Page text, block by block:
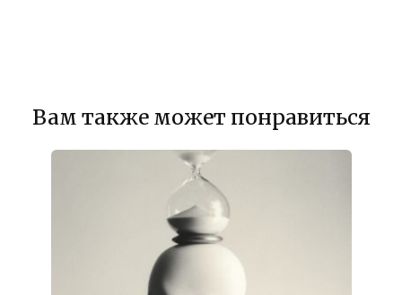
Вам также может понравиться